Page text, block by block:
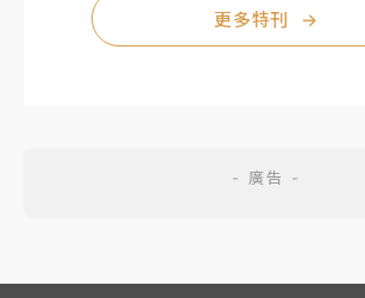
更多特刊 →